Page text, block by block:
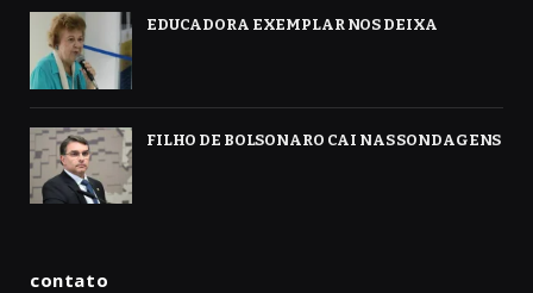
EDUCADORA EXEMPLAR NOS DEIXA
FILHO DE BOLSONARO CAI NAS SONDAGENS
contato